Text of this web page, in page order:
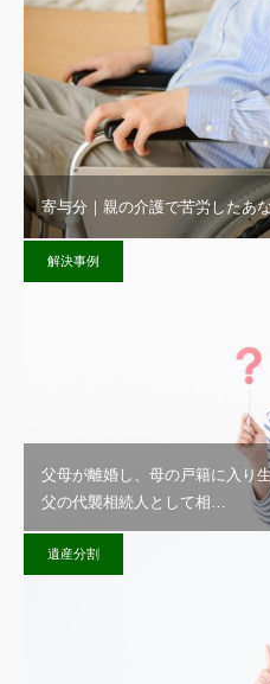
寄与分｜親の介護で苦労したあ
解決事例
父母が離婚し、母の戸籍に入り
父の代襲相続人として相…
遺産分割